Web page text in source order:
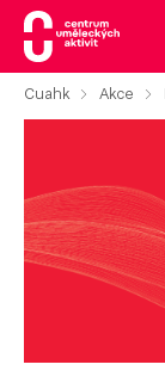
Cuahk Akce